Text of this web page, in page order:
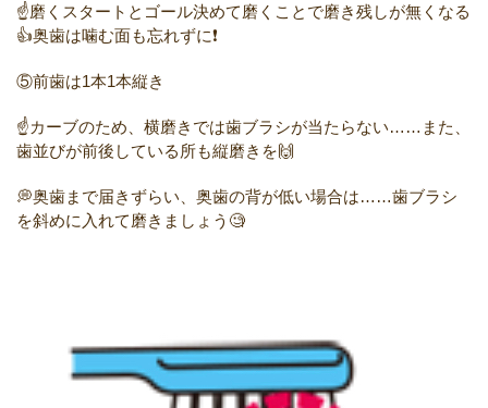
☝️磨くスタートとゴール決めて磨くことで磨き残しが無くなる
👍奥歯は噛む面も忘れずに❗
⑤前歯は1本1本縦き
☝️カーブのため、横磨きでは歯ブラシが当たらない……また、
歯並びが前後している所も縦磨きを🙌
💭奥歯まで届きずらい、奥歯の背が低い場合は……歯ブラシ
を斜めに入れて磨きましょう🧐